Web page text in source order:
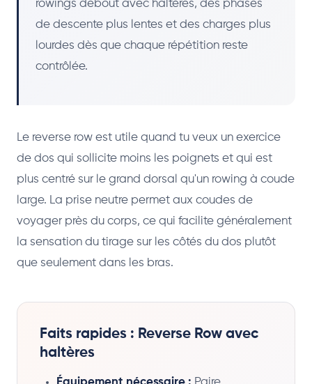
rowings debout avec haltères, des phases
de descente plus lentes et des charges plus
lourdes dès que chaque répétition reste
contrôlée.
Le reverse row est utile quand tu veux un exercice
de dos qui sollicite moins les poignets et qui est
plus centré sur le grand dorsal qu'un rowing à coude
large. La prise neutre permet aux coudes de
voyager près du corps, ce qui facilite généralement
la sensation du tirage sur les côtés du dos plutôt
que seulement dans les bras.
Faits rapides : Reverse Row avec
haltères